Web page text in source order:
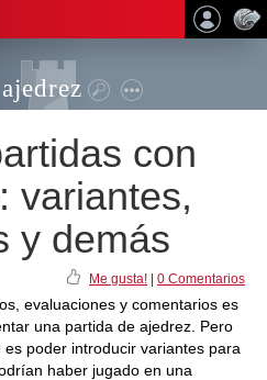
con
variantes,
y demás
Me gusta! 0 Comentarios
evaluaciones y comentarios es
una partida de ajedrez. Pero
poder introducir variantes para
haber jugado en una